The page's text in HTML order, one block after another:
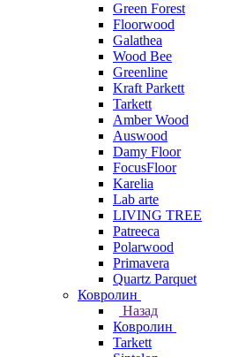
Green Forest
Floorwood
Galathea
Wood Bee
Greenline
Kraft Parkett
Tarkett
Amber Wood
Auswood
Damy Floor
FocusFloor
Karelia
Lab arte
LIVING TREE
Patreeca
Polarwood
Primavera
Quartz Parquet
Ковролин
Назад
Ковролин
Tarkett